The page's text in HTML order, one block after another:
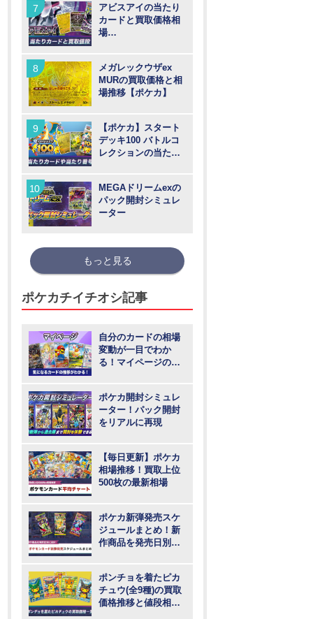
アビスアイの当たり
カードと買取価格相
場
メガレックウザex
MURの買取価格と相
場推移【ポケカ】
【ポケカ】スタート
デッキ100 バトルコ
レクションの当たり
MEGAドリームexの
パック開封シミュレ
ーター
もっと見る
ポケカチイチオシ記事
自分のカードの相場
変動が一目でわか
る！マイページの登
ポケカ開封シミュレ
ーター！パック開封
をリアルに再現
【毎日更新】ポケカ
相場推移！買取上位
500枚の最新相場
ポケカ新弾発売スケ
ジュールまとめ！新
作商品を発売日別に
ポンチョを着たピカ
チュウ(全9種)の買取
価格推移と値段相